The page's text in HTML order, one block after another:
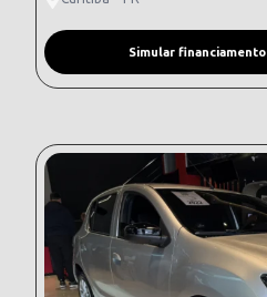
Simular financiamento